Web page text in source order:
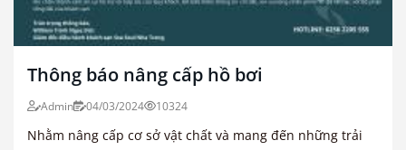
Thông báo nâng cấp hồ bơi
Admin 04/03/2024 10324
Nhằm nâng cấp cơ sở vật chất và mang đến những trải